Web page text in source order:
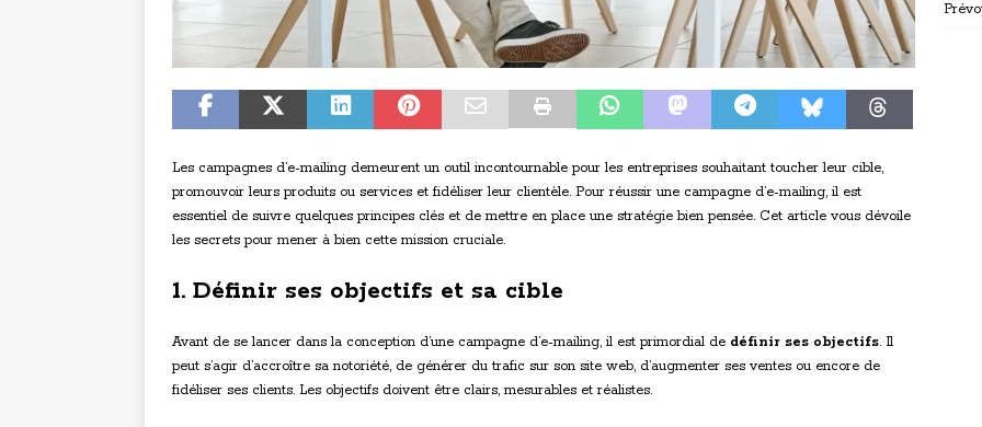
Les campagnes d’e-mailing demeurent un outil incontournable pour les entreprises souhaitant toucher leur cible,
promouvoir leurs produits ou services et fidéliser leur clientèle. Pour réussir une campagne d’e-mailing, il est
essentiel de suivre quelques principes clés et de mettre en place une stratégie bien pensée. Cet article vous dévoile
les secrets pour mener à bien cette mission cruciale.
1. Définir ses objectifs et sa cible
Avant de se lancer dans la conception d’une campagne d’e-mailing, il est primordial de définir ses objectifs. Il
peut s’agir d’accroître sa notoriété, de générer du trafic sur son site web, d’augmenter ses ventes ou encore de
fidéliser ses clients. Les objectifs doivent être clairs, mesurables et réalistes.